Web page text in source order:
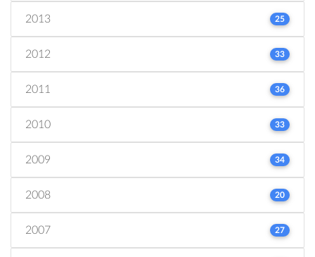
2013 25
2012 33
2011 36
2010 33
2009 34
2008 20
2007 27